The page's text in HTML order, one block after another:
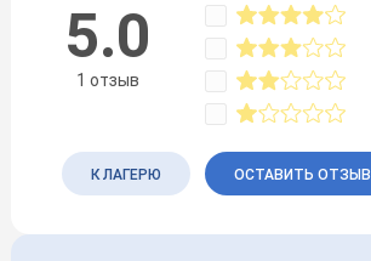
5.0
1 отзыв
К ЛАГЕРЮ ОСТАВИТЬ ОТЗЫВ